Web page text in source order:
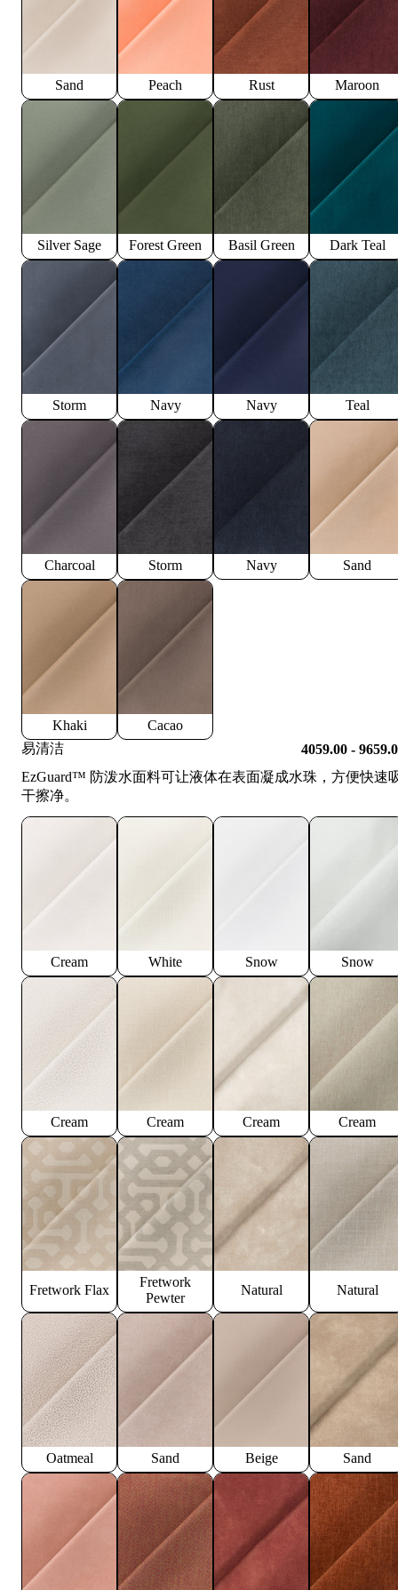
Sand Peach Rust Maroon
Silver Sage Forest Green Basil Green Dark Teal
Storm Navy Navy Teal
Charcoal Storm Navy Sand
Khaki
Cacao
易清洁
4059.00 -
EzGuard™️ 防泼水面料可让液体在表面凝成水珠，方便快速
干擦净。
Cream White Snow Snow
Cream Cream Cream Cream
Fretwork Flax
Fretwork
Pewter
Natural Natural
Oatmeal Sand Beige Sand